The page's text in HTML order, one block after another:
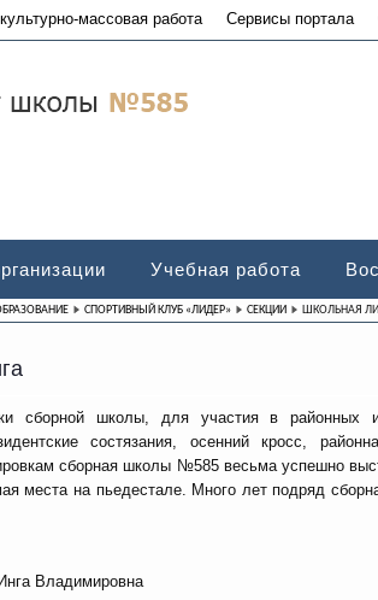
массовая работа Сервисы портала
Учебная работа
СПОРТИВНЫЙ КЛУБ «ЛИДЕР» СЕКЦИИ ШКОЛЬНАЯ
сборной школы, для участия в районных и
состязания, осенний кросс,
сборная школы №585 весьма успешно
места на пьедестале. Много лет подряд
Владимировна